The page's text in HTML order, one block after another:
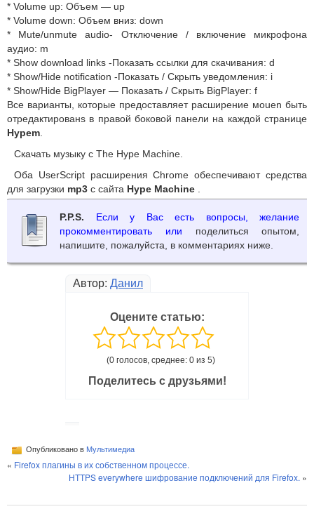
* Volume up: Объем — up
* Volume down: Объем вниз: down
* Mute/unmute audio- Отключение / включение микрофона
аудио: m
* Show download links -Показать ссылки для скачивания: d
* Show/Hide notification -Показать / Скрыть уведомления: i
* Show/Hide BigPlayer — Показать / Скрыть BigPlayer: f
Все варианты, которые предоставляет расширение моuen быть
отредактированs в правой боковой панели на каждой странице
Hypem
Скачать музыку с The Hype Machine.
Оба UserScript расширения Chrome обеспечивают средства
для загрузки mp3 с сайта Hype Machine
P.P.S.
Если у Вас есть вопросы, желание
прокомментировать или поделиться опытом,
напишите, пожалуйста, в комментариях ниже.
Автор: Данил
Оцените статью:
(0 голосов, среднее: 0 из 5)
Поделитесь с друзьями!
Опубликовано в Мультимедиа
« Firefox плагины в их собственном процессе.
HTTPS everywhere шифрование подключений для Firefox. »